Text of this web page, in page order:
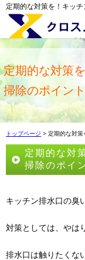
定期的な対策を！キッ
定期的な対策
掃除のポイント
トップページ > 定期的な対策
定期的な対
掃除のポイ
キッチン排水口の臭
対策としては、やは
排水口は触りたくな